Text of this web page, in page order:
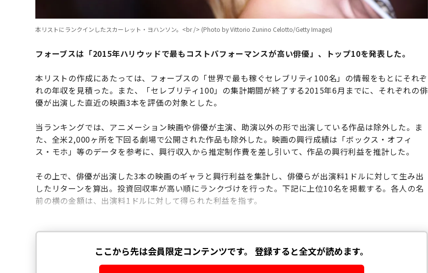
本リストにランクインしたスカーレット・ヨハンソン。<br /> (Photo by Vittorio Zunino Celotto/Getty Images)
フォーブスは「2015年ハリウッドで最もコストパフォーマンスが高い俳優」、トップ10を発表した。
本リストの作成にあたっては、フォーブスの「世界で最も稼ぐセレブリティ100名」の情報をもとにそれぞ
れの年収を見積った。また、「セレブリティ100」の集計期間が終了する2015年6月までに、それぞれの俳
優が出演した直近の映画3本を評価の対象とした。
当ランキングでは、アニメーション映画や俳優が主演、助演以外の形で出演している作品は除外した。ま
た、全米2,000ヶ所を下回る劇場で公開された作品も除外した。映画の興行成績は「ボックス・オフィ
ス・モホ」等のデータを参考に、興行収入から推定制作費を差し引いて、作品の興行利益を推計した。
その上で、俳優が出演した3本の映画のギャラと興行利益を集計し、俳優らが出演料1ドルに対して生み出
したリターンを算出。投資回収率が高い順にランクづけを行った。下記に上位10名を掲載する。各人の名
前の横の金額は、出演料1ドルに対して得られた利益を指す。